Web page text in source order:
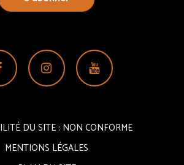
Facebook
Lien
vers
compte
Instagram
Lien
vers
chaîne
DU SITE : NON CONFORME
MENTIONS LÉGALES